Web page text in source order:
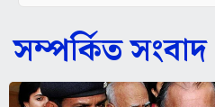
সম্পর্কিত সংবাদ